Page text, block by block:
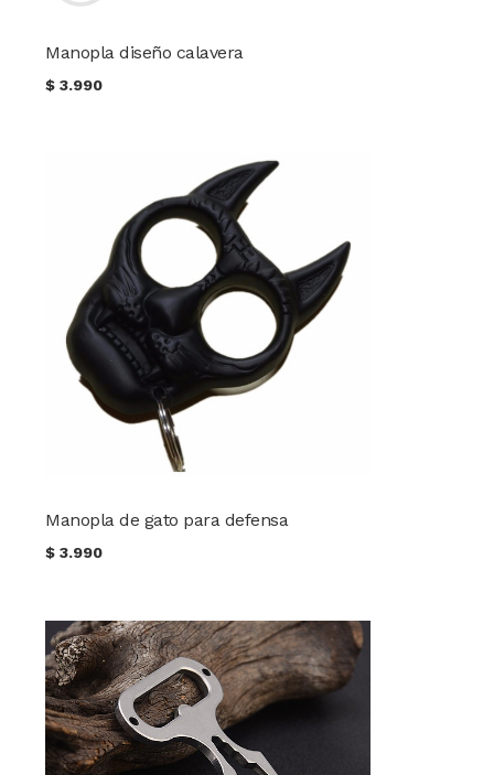
Manopla diseño calavera
$3.990
Manopla de gato para defensa
$3.990